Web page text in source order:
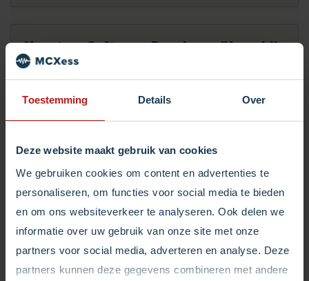
Toestemming Details Over
Deze website maakt gebruik van cookies
We gebruiken cookies om content en advertenties te
personaliseren, om functies voor social media te bieden
en om ons websiteverkeer te analyseren. Ook delen we
informatie over uw gebruik van onze site met onze
partners voor social media, adverteren en analyse. Deze
partners kunnen deze gegevens combineren met andere
Vacature Software Developer (Vervuld)
systemen voor het platform van MCXess en het
deze kans.
€2.300 - €2.800 (junior) €2.800 - €3.900 (medior)
Halfweg Noord Holland Nederland
More Details